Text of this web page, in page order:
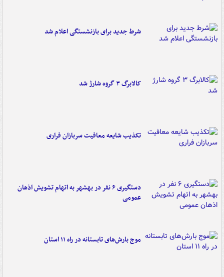
شرط جدید برای بازنشستگی اعلام شد
کالابرگ ۳ گروه شارژ شد
تکذیب شایعه معافیت سربازان فراری
دستگیری ۶ نفر در بهشهر به اتهام تشویش اذهان
عمومی
موج بارش‌های تابستانه در راه ۱۱ استان